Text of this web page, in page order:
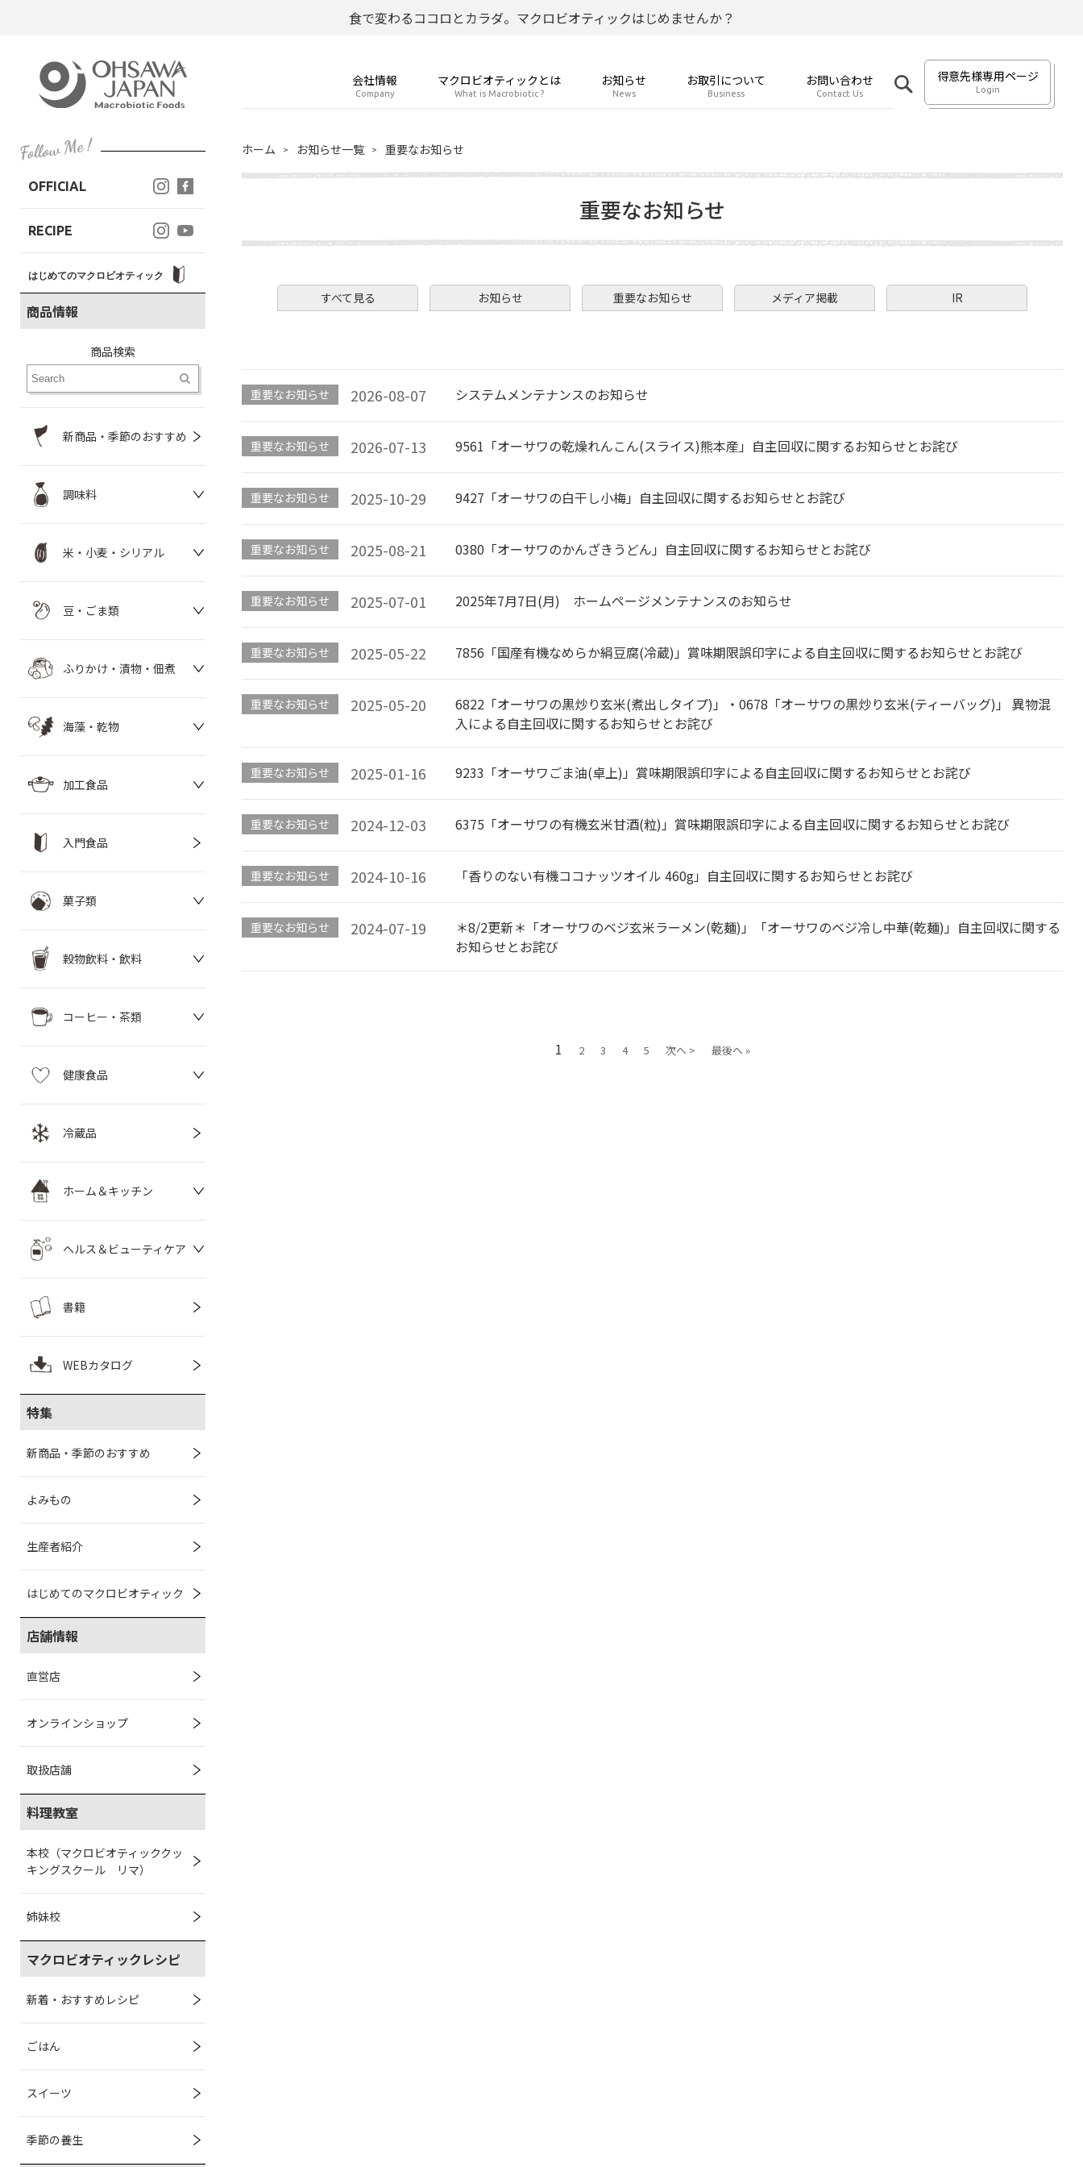
食で変わるココロとカラダ。マクロビオティックはじめませんか？
会社情報
Company
マクロビオティックとは
What is Macrobiotic ?
お知らせ
News
お取引について
Business
お問い合わせ
Contact Us
得意先様専用ページ
Login
OFFICIAL
RECIPE
はじめてのマクロビオティック
商品情報
商品検索
新商品・季節のおすすめ
調味料
米・小麦・シリアル
豆・ごま類
ふりかけ・漬物・佃煮
海藻・乾物
加工食品
入門食品
菓子類
穀物飲料・飲料
コーヒー・茶類
健康食品
冷蔵品
ホーム＆キッチン
ヘルス＆ビューティケア
書籍
WEBカタログ
特集
新商品・季節のおすすめ
よみもの
生産者紹介
はじめてのマクロビオティック
店舗情報
直営店
オンラインショップ
取扱店舗
料理教室
本校（マクロビオティッククッ
キングスクール リマ）
姉妹校
マクロビオティックレシピ
新着・おすすめレシピ
ごはん
スイーツ
季節の養生
ホーム お知らせ一覧 重要なお知らせ
重要なお知らせ
すべて見る お知らせ 重要なお知らせ メディア掲載 IR
重要なお知らせ 2026-08-07 システムメンテナンスのお知らせ
重要なお知らせ 2026-07-13 9561「オーサワの乾燥れんこん(スライス)熊本産」自主回収に関するお知らせとお詫び
重要なお知らせ 2025-10-29 9427「オーサワの白干し小梅」自主回収に関するお知らせとお詫び
重要なお知らせ 2025-08-21 0380「オーサワのかんざきうどん」自主回収に関するお知らせとお詫び
重要なお知らせ 2025-07-01 2025年7月7日(月) ホームページメンテナンスのお知らせ
重要なお知らせ 2025-05-22 7856「国産有機なめらか絹豆腐(冷蔵)」賞味期限誤印字による自主回収に関するお知らせとお詫び
重要なお知らせ 2025-05-20
6822「オーサワの黒炒り玄米(煮出しタイプ)」・0678「オーサワの黒炒り玄米(ティーバッグ)」 異物混
入による自主回収に関するお知らせとお詫び
重要なお知らせ 2025-01-16 9233「オーサワごま油(卓上)」賞味期限誤印字による自主回収に関するお知らせとお詫び
重要なお知らせ 2024-12-03 6375「オーサワの有機玄米甘酒(粒)」賞味期限誤印字による自主回収に関するお知らせとお詫び
重要なお知らせ 2024-10-16 「香りのない有機ココナッツオイル 460g」自主回収に関するお知らせとお詫び
重要なお知らせ 2024-07-19
＊8/2更新＊「オーサワのベジ玄米ラーメン(乾麺)」「オーサワのベジ冷し中華(乾麺)」自主回収に関する
お知らせとお詫び
1 2 3 4 5 次へ > 最後へ »